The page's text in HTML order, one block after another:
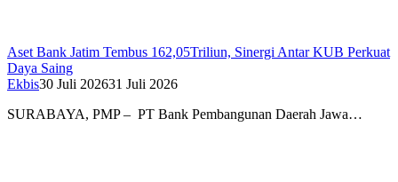
Aset Bank Jatim Tembus 162,05Triliun, Sinergi Antar KUB Perkuat
Daya Saing
Ekbis30 Juli 202631 Juli 2026
SURABAYA, PMP – PT Bank Pembangunan Daerah Jawa…